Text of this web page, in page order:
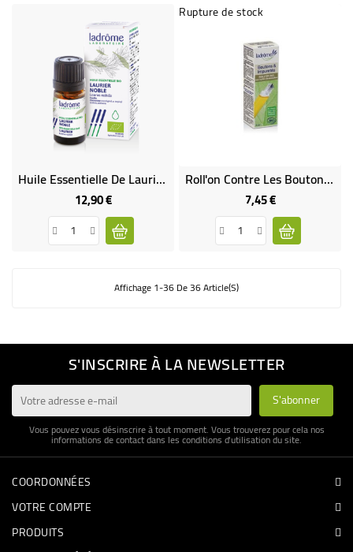
Huile Essentielle De Laurier Noble Bio
12,90 €Prix
Rupture de stock
Roll'on Contre Les Boutons Et Impuretées Aux Huiles Essentielles Bio
7,45 €Prix
Affichage 1-36 De 36 Article(s)
S'INSCRIRE À LA NEWSLETTER
Vous pouvez vous désinscrire à tout moment. Vous trouverez pour cela nos
informations de contact dans les conditions d'utilisation du site.
COORDONNÉES
VOTRE COMPTE
PRODUITS